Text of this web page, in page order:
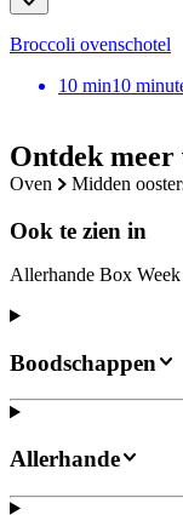
Ontdek meer
oven midden
Ook te zien in
Allerhande Box
Broccoli ovenschotel
10 min10
Boodschappen
Allerhande